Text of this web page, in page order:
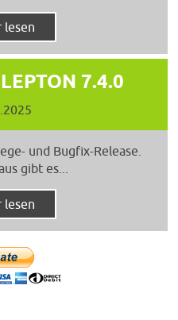
lesen
7.4.0
und Bugfix-Release.
gibt es...
lesen